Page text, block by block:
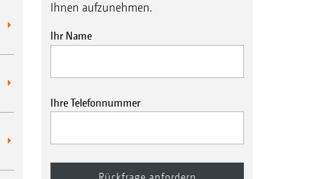
Ihnen aufzunehmen.
Ihr Name
Ihre Telefonnummer